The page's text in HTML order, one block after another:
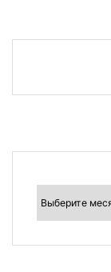
Архивы